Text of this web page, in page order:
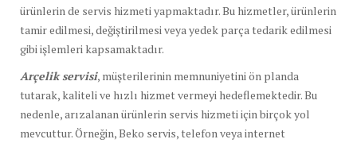
ürünlerin de servis hizmeti yapmaktadır. Bu hizmetler, ürünlerin
tamir edilmesi, değiştirilmesi veya yedek parça tedarik edilmesi
gibi işlemleri kapsamaktadır.
Arçelik servisi, müşterilerinin memnuniyetini ön planda
tutarak, kaliteli ve hızlı hizmet vermeyi hedeflemektedir. Bu
nedenle, arızalanan ürünlerin servis hizmeti için birçok yol
mevcuttur. Örneğin, Beko servis, telefon veya internet